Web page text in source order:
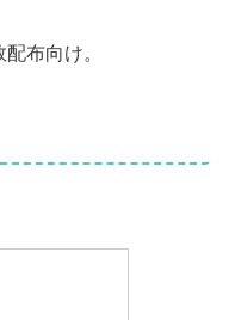
布向け。